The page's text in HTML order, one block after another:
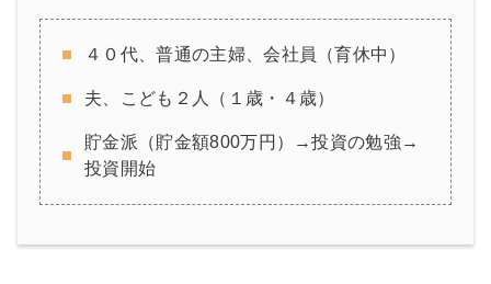
４０代、普通の主婦、会社員（育休中）
夫、こども２人（１歳・４歳）
貯金派（貯金額800万円）→投資の勉強→
投資開始